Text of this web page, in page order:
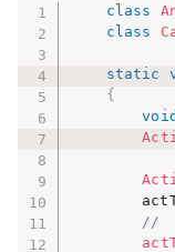
class
class
static
{
void
//